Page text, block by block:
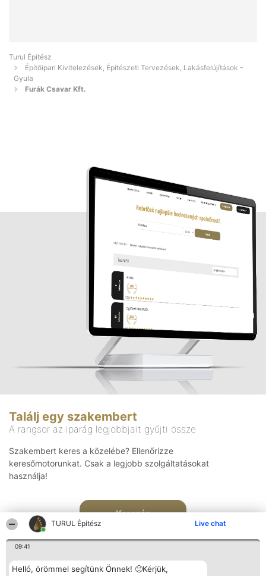
TURUL Építész Live chat
09:41
Helló, örömmel segítünk Önnek! 🙂Kérjük,
Turul Építész
Építőipari Kivitelezések, Építészeti Tervezések, Lakásfelújítások -
Gyula
Furák Csavar Kft.
Találj egy szakembert
A rangsor az iparág legjobbjait gyűjti össze
Szakembert keres a közelébe? Ellenőrizze
keresőmotorunkat. Csak a legjobb szolgáltatásokat
használja!
Keresés